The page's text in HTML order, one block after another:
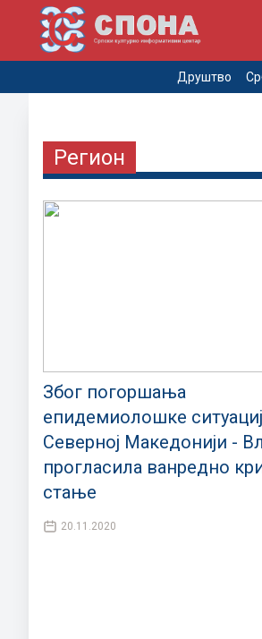
Друштво
Регион
Због погоршања
епидемиолошке
Северној Македонији -
прогласила ванредно
стање
20.11.2020